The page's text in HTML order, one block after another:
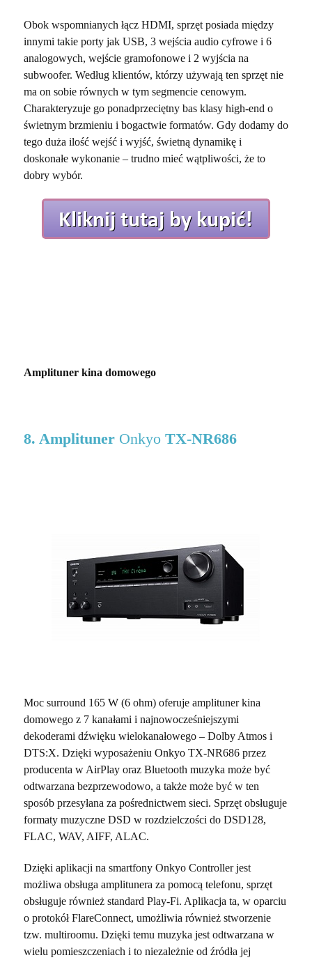
Obok wspomnianych łącz HDMI, sprzęt posiada między
innymi takie porty jak USB, 3 wejścia audio cyfrowe i 6
analogowych, wejście gramofonowe i 2 wyjścia na
subwoofer. Według klientów, którzy używają ten sprzęt nie
ma on sobie równych w tym segmencie cenowym.
Charakteryzuje go ponadprzeciętny bas klasy high-end o
świetnym brzmieniu i bogactwie formatów. Gdy dodamy do
tego duża ilość wejść i wyjść, świetną dynamikę i
doskonałe wykonanie – trudno mieć wątpliwości, że to
dobry wybór.
Amplituner kina domowego
8. Amplituner Onkyo TX-NR686
Moc surround 165 W (6 ohm) oferuje amplituner kina
domowego z 7 kanałami i najnowocześniejszymi
dekoderami dźwięku wielokanałowego – Dolby Atmos i
DTS:X. Dzięki wyposażeniu Onkyo TX-NR686 przez
producenta w AirPlay oraz Bluetooth muzyka może być
odtwarzana bezprzewodowo, a także może być w ten
sposób przesyłana za pośrednictwem sieci. Sprzęt obsługuje
formaty muzyczne DSD w rozdzielczości do DSD128,
FLAC, WAV, AIFF, ALAC.
Dzięki aplikacji na smartfony Onkyo Controller jest
możliwa obsługa amplitunera za pomocą telefonu, sprzęt
obsługuje również standard Play-Fi. Aplikacja ta, w oparciu
o protokół FlareConnect, umożliwia również stworzenie
tzw. multiroomu. Dzięki temu muzyka jest odtwarzana w
wielu pomieszczeniach i to niezależnie od źródła jej